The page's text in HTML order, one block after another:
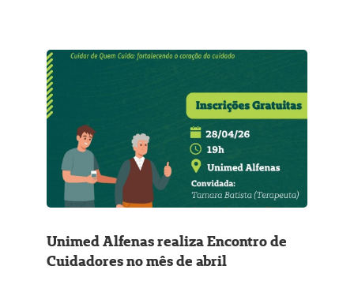
Unimed Alfenas realiza Encontro de
Cuidadores no mês de abril